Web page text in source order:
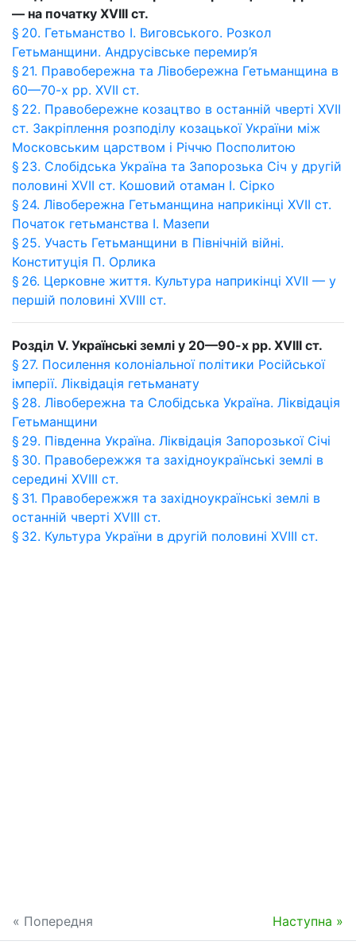
— на початку XVIII ст.
§ 20. Гетьманство І. Виговського. Розкол
Гетьманщини. Андрусівське перемир’я
§ 21. Правобережна та Лівобережна Гетьманщина в
60—70-х рр. XVII ст.
§ 22. Правобережне козацтво в останній чверті XVII
ст. Закріплення розподілу козацької України між
Московським царством і Річчю Посполитою
§ 23. Слобідська Україна та Запорозька Січ у другій
половині XVII ст. Кошовий отаман І. Сірко
§ 24. Лівобережна Гетьманщина наприкінці XVII ст.
Початок гетьманства І. Мазепи
§ 25. Участь Гетьманщини в Північній війні.
Конституція П. Орлика
§ 26. Церковне життя. Культура наприкінці XVII — у
першій половині XVIII ст.
Розділ V. Українські землі у 20—90-х рр. XVIII ст.
§ 27. Посилення колоніальної політики Російської
імперії. Ліквідація гетьманату
§ 28. Лівобережна та Слобідська Україна. Ліквідація
Гетьманщини
§ 29. Південна Україна. Ліквідація Запорозької Січі
§ 30. Правобережжя та західноукраїнські землі в
середині XVIII ст.
§ 31. Правобережжя та західноукраїнські землі в
останній чверті XVIII ст.
§ 32. Культура України в другій половині XVIII ст.
« Попередня Наступна »